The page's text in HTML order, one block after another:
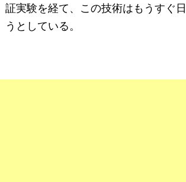
証実験を経て、この技術はもうすぐ
うとしている。